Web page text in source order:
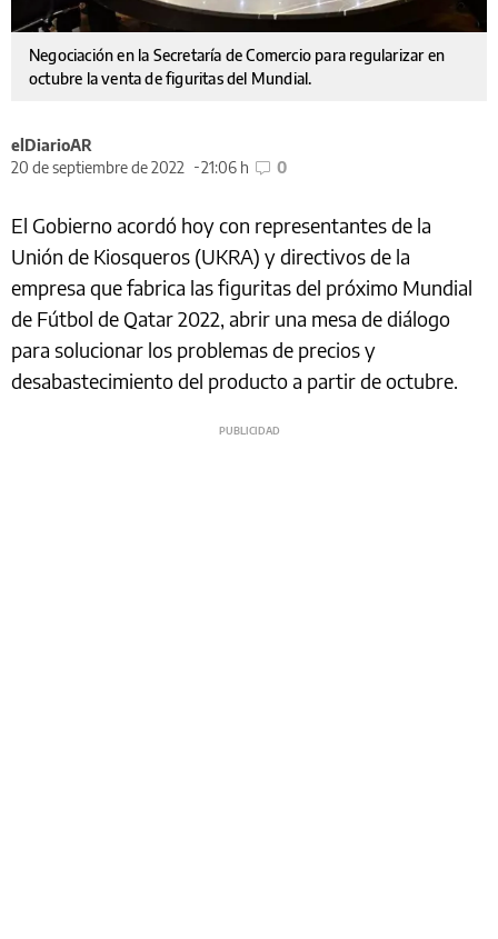
Negociación en la Secretaría de Comercio para regularizar en
octubre la venta de figuritas del Mundial.
elDiarioAR
20 de septiembre de 2022
21:06 h 0
El Gobierno acordó hoy con representantes de la
Unión de Kiosqueros (UKRA) y directivos de la
empresa que fabrica las figuritas del próximo Mundial
de Fútbol de Qatar 2022, abrir una mesa de diálogo
para solucionar los problemas de precios y
desabastecimiento del producto a partir de octubre.